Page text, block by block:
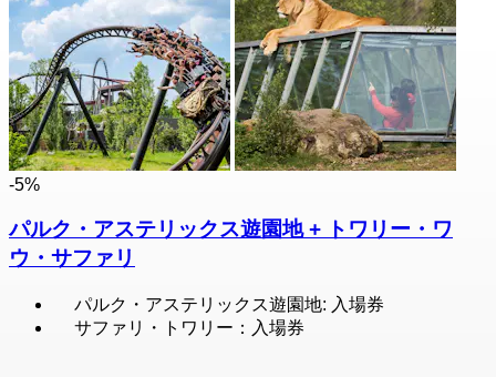
-5%
パルク・アステリックス遊園地 + トワリー・ワ
ウ・サファリ
パルク・アステリックス遊園地: 入場券
サファリ・トワリー：入場券